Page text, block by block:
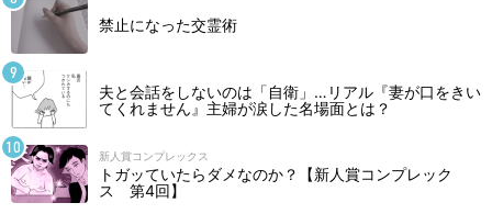
禁止になった交霊術
夫と会話をしないのは「自衛」…リアル『妻が口をきい
てくれません』主婦が涙した名場面とは？
新人賞コンプレックス
トガッていたらダメなのか？【新人賞コンプレック
ス 第4回】